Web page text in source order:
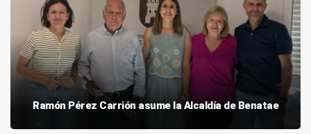
Ramón Pérez Carrión asume la Alcaldía de Benatae